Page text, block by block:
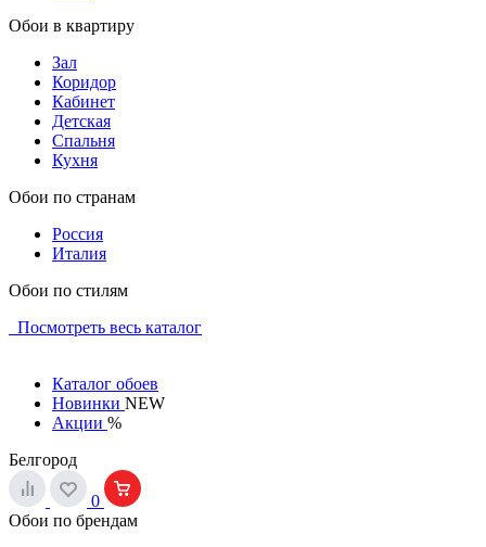
Обои в квартиру
Зал
Коридор
Кабинет
Детская
Спальня
Кухня
Обои по странам
Россия
Италия
Обои по стилям
Посмотреть весь каталог
Каталог обоев
Новинки NEW
Акции %
Белгород
0
Обои по брендам